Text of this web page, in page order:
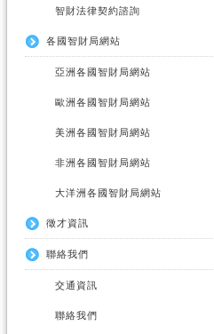
智財法律契約諮詢
各國智財局網站
亞洲各國智財局網站
歐洲各國智財局網站
美洲各國智財局網站
非洲各國智財局網站
大洋洲各國智財局網站
徵才資訊
聯絡我們
交通資訊
聯絡我們